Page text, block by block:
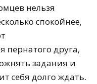
нельзя
спокойнее,
пернатого друга,
задания и
себя долго ждать.